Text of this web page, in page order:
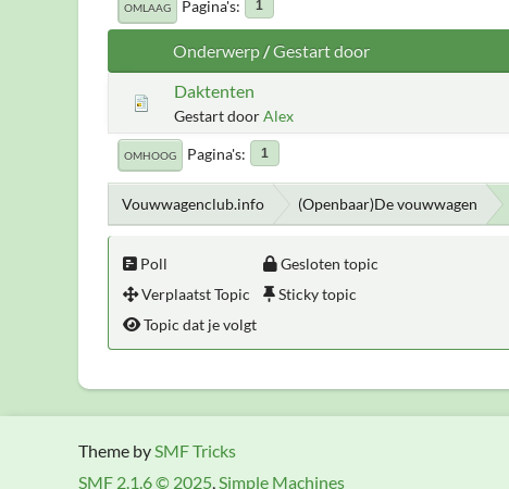
OMLAAG Pagina's 1
Onderwerp/Gestart door
Daktenten
Gestart doorAlex
OMHOOG Pagina's 1
Vouwwagenclub.info (Openbaar)De vouwwagen
Poll
Verplaatst Topic
Gesloten topic
Sticky topic
Topic dat je volgt
Theme bySMF Tricks
SMF 2.1.6 © 2025,Simple Machines